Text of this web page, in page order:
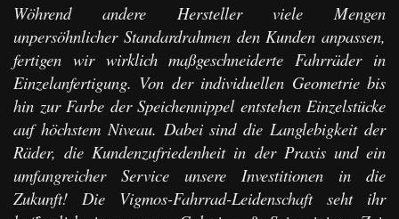
Wöhrend andere Hersteller viele Mengen
unpersöhnlicher Standardrahmen den Kunden anpassen,
fertigen wir wirklich maßgeschneiderte Fahrräder in
Einzelanfertigung. Von der individuellen Geometrie bis
hin zur Farbe der Speichennippel entstehen Einzelstücke
auf höchstem Niveau. Dabei sind die Langlebigkeit der
Räder, die Kundenzufriedenheit in der Praxis und ein
umfangreicher Service unsere Investitionen in die
Zukunft! Die Vigmos-Fahrrad-Leidenschaft seht ihr